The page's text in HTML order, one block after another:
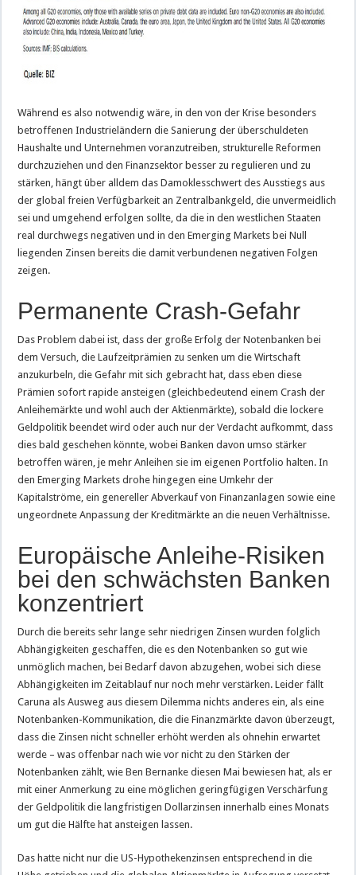
Während es also notwendig wäre, in den von der Krise besonders
betroffenen Industrieländern die Sanierung der überschuldeten
Haushalte und Unternehmen voranzutreiben, strukturelle Reformen
durchzuziehen und den Finanzsektor besser zu regulieren und zu
stärken, hängt über alldem das Damoklesschwert des Ausstiegs aus
der global freien Verfügbarkeit an Zentralbankgeld, die unvermeidlich
sei und umgehend erfolgen sollte, da die in den westlichen Staaten
real durchwegs negativen und in den Emerging Markets bei Null
liegenden Zinsen bereits die damit verbundenen negativen Folgen
zeigen.
Permanente Crash-Gefahr
Das Problem dabei ist, dass der große Erfolg der Notenbanken bei
dem Versuch, die Laufzeitprämien zu senken um die Wirtschaft
anzukurbeln, die Gefahr mit sich gebracht hat, dass eben diese
Prämien sofort rapide ansteigen (gleichbedeutend einem Crash der
Anleihemärkte und wohl auch der Aktienmärkte), sobald die lockere
Geldpolitik beendet wird oder auch nur der Verdacht aufkommt, dass
dies bald geschehen könnte, wobei Banken davon umso stärker
betroffen wären, je mehr Anleihen sie im eigenen Portfolio halten. In
den Emerging Markets drohe hingegen eine Umkehr der
Kapitalströme, ein genereller Abverkauf von Finanzanlagen sowie eine
ungeordnete Anpassung der Kreditmärkte an die neuen Verhältnisse.
Europäische Anleihe-Risiken
bei den schwächsten Banken
konzentriert
Durch die bereits sehr lange sehr niedrigen Zinsen wurden folglich
Abhängigkeiten geschaffen, die es den Notenbanken so gut wie
unmöglich machen, bei Bedarf davon abzugehen, wobei sich diese
Abhängigkeiten im Zeitablauf nur noch mehr verstärken. Leider fällt
Caruna als Ausweg aus diesem Dilemma nichts anderes ein, als eine
Notenbanken-Kommunikation, die die Finanzmärkte davon überzeugt,
dass die Zinsen nicht schneller erhöht werden als ohnehin erwartet
werde – was offenbar nach wie vor nicht zu den Stärken der
Notenbanken zählt, wie Ben Bernanke diesen Mai bewiesen hat, als er
mit einer Anmerkung zu eine möglichen geringfügigen Verschärfung
der Geldpolitik die langfristigen Dollarzinsen innerhalb eines Monats
um gut die Hälfte hat ansteigen lassen.
Das hatte nicht nur die US-Hypothekenzinsen entsprechend in die